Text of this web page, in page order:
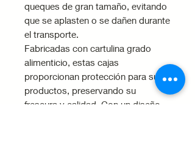
queques de gran tamaño, evitando
que se aplasten o se dañen durante
el transporte.
Fabricadas con cartulina grado
alimenticio, estas cajas
proporcionan protección para sus
productos, preservando su
frescura y calidad. Con un diseño